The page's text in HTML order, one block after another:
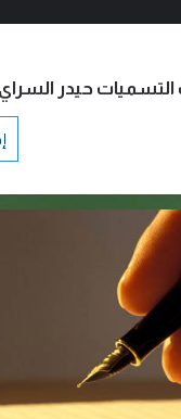
التسميات حيدر السراي